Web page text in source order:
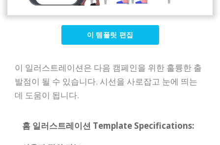
이 템플릿 편집
이 일러스트레이션은 다음 캠페인을 위한 훌륭한 출
발점이 될 수 있습니다. 시선을 사로잡고 눈에 띄는
데 도움이 됩니다.
홈 일러스트레이션 Template Specifications: